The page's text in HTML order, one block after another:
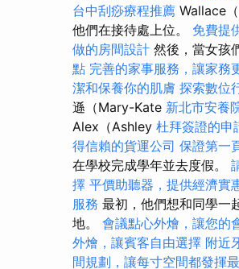
台中刮痧療程推薦 Wallace
他們在接待處上位。 免費提
做的房間設計 然後，當女孩
點 完善的家事服務，讓家務
潔和保養你的肌膚 探索數位
遜（Mary-Kate 新北市安養
Alex（Ashley 杜拜簽證的申
得信賴的貨運公司 保證第一
在學校完成學年並去度假。
擇 平價助聽器，提供經濟實
服務 最初，他們想和同學一
地。 會議點心外燴，讓您的
外燴，讓賓客自由選擇 附近
間規劃，讓每寸空間都發揮